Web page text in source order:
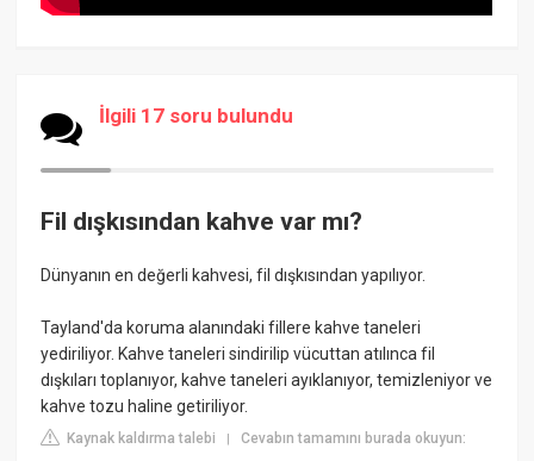
İlgili 17 soru bulundu
Fil dışkısından kahve var mı?
Dünyanın en değerli kahvesi, fil dışkısından yapılıyor.
Tayland'da koruma alanındaki fillere kahve taneleri
yediriliyor. Kahve taneleri sindirilip vücuttan atılınca fil
dışkıları toplanıyor, kahve taneleri ayıklanıyor, temizleniyor ve
kahve tozu haline getiriliyor.
Kaynak kaldırma talebi |Cevabın tamamını burada okuyun: